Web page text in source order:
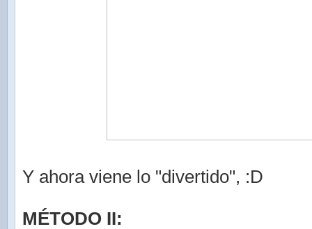
Y ahora viene lo "divertido", :D
MÉTODO II: